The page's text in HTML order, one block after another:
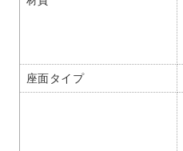
座面タイプ